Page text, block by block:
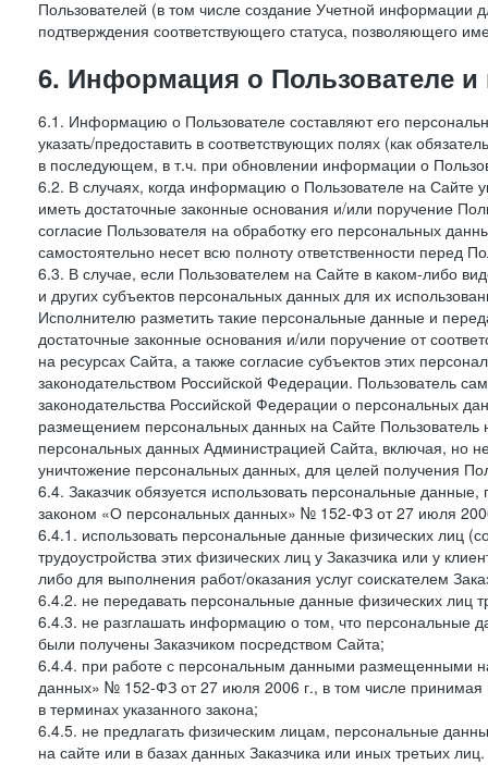
Пользователей (в том числе создание Учетной информации
подтверждения соответствующего статуса, позволяющего
6. Информация о Пользователе
6.1. Информацию о Пользователе составляют его
указать/предоставить в соответствующих полях (как
в последующем, в т.ч. при обновлении информации о
6.2. В случаях, когда информацию о Пользователе на Сайте
иметь достаточные законные основания и/или поручение
согласие Пользователя на обработку его персональных
самостоятельно несет всю полноту ответственности перед
6.3. В случае, если Пользователем на Сайте в каком-либо
и других субъектов персональных данных для их
Исполнителю разметить такие персональные данные и
достаточные законные основания и/или поручение от
на ресурсах Сайта, а также согласие субъектов этих
законодательством Российской Федерации. Пользователь
законодательства Российской Федерации о персональных
размещением персональных данных на Сайте Пользователь
персональных данных Администрацией Сайта, включая, но
уничтожение персональных данных, для целей получения
6.4. Заказчик обязуется использовать персональные
законом «О персональных данных» № 152-ФЗ от 27 июля
6.4.1. использовать персональные данные физических лиц
трудоустройства этих физических лиц у Заказчика или у
либо для выполнения работ/оказания услуг соискателем
6.4.2. не передавать персональные данные физических лиц
6.4.3. не разглашать информацию о том, что персональные
были получены Заказчиком посредством Сайта;
6.4.4. при работе с персональным данными размещенными
данных» № 152-ФЗ от 27 июля 2006 г., в том числе принимая
в терминах указанного закона;
6.4.5. не предлагать физическим лицам, персональные
на сайте или в базах данных Заказчика или иных третьих лиц.